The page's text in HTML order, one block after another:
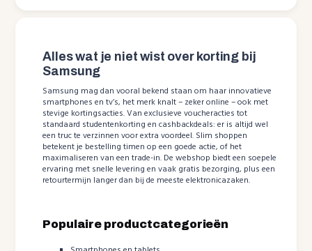
Alles wat je niet wist over korting bij
Samsung
Samsung mag dan vooral bekend staan om haar innovatieve
smartphones en tv’s, het merk knalt – zeker online – ook met
stevige kortingsacties. Van exclusieve voucheracties tot
standaard studentenkorting en cashbackdeals: er is altijd wel
een truc te verzinnen voor extra voordeel. Slim shoppen
betekent je bestelling timen op een goede actie, of het
maximaliseren van een trade-in. De webshop biedt een soepele
ervaring met snelle levering en vaak gratis bezorging, plus een
retourtermijn langer dan bij de meeste elektronicazaken.
Populaire productcategorieën